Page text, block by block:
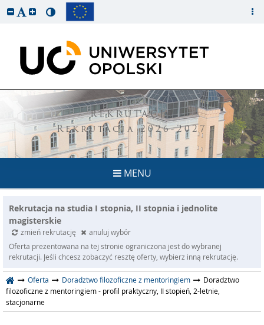
REKRUTACJA
Rekrutacja 2026-2027
MENU
Rekrutacja na studia I stopnia, II stopnia i jednolite
magisterskie
zmień rekrutację
anuluj wybór
Oferta prezentowana na tej stronie ograniczona jest do wybranej
rekrutacji. Jeśli chcesz zobaczyć resztę oferty, wybierz inną rekrutację.
Oferta Doradztwo filozoficzne z mentoringiem
Doradztwo
filozoficzne z mentoringiem - profil praktyczny, II stopień, 2-letnie,
stacjonarne